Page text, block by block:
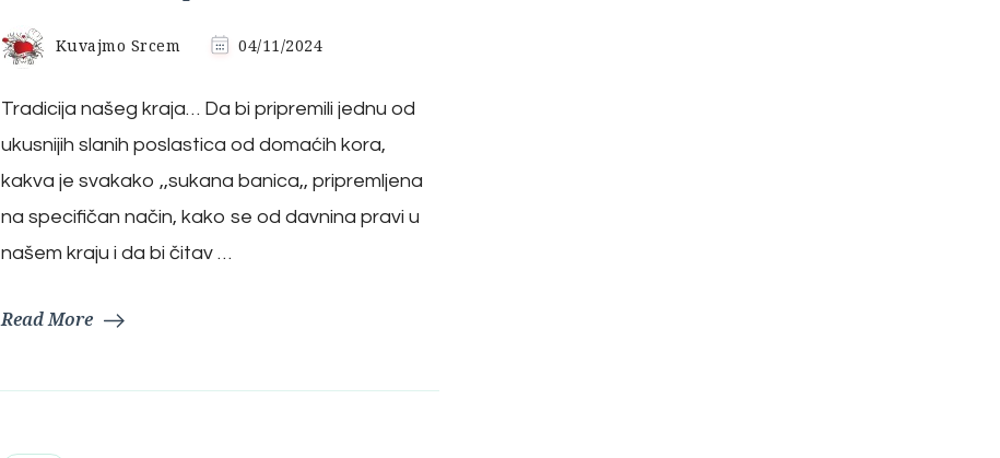
Kuvajmo Srcem 04/11/2024
Tradicija našeg kraja… Da bi pripremili jednu od
ukusnijih slanih poslastica od domaćih kora,
kakva je svakako ,,sukana banica,, pripremljena
na specifičan način, kako se od davnina pravi u
našem kraju i da bi čitav …
Read More